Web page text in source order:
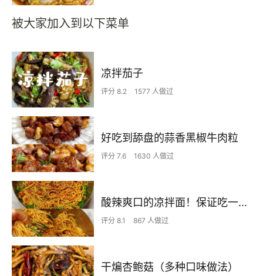
被大家加入到以下菜单
凉拌茄子
评分 8.2 1577 人做过
好吃到舔盘的蒜香黑椒牛肉粒
评分 7.6 1630 人做过
酸辣爽口的凉拌面！保证吃一次就上瘾
评分 8.1 867 人做过
干煸杏鲍菇（多种口味做法）